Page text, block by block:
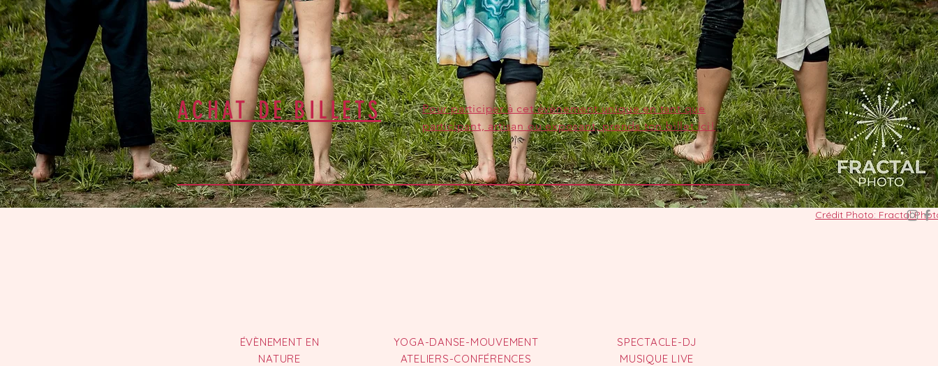
Crédit Photo: Fractal
ACHAT DE BILLETS
Pour participer à cet évènement unique en tant que
participant, artisan ou exposant, prends ton billet ici!
ÉVÈNEMENT EN
NATURE
YOGA-DANSE-MOUVEMENT
ATELIERS-CONFÉRENCES
SPECTACLE-DJ
MUSIQUE LIVE